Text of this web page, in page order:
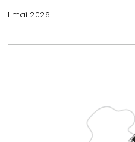
1 mai 2026